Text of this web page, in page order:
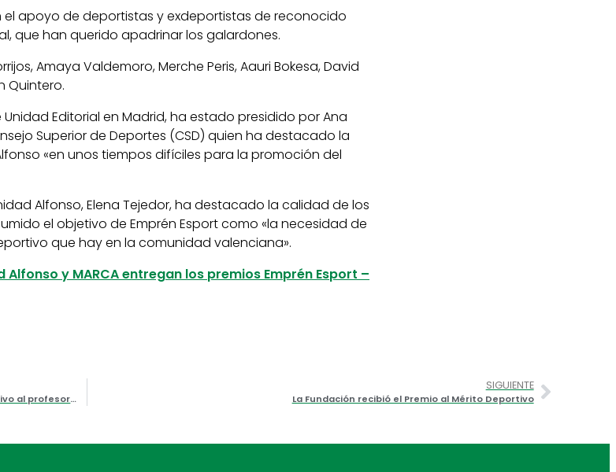
apoyo de deportistas y exdeportistas de reconocido
que han querido apadrinar los galardones.
Amaya Valdemoro, Merche Peris, Aauri Bokesa, David
Quintero.
Editorial en Madrid, ha estado presidido por Ana
Superior de Deportes (CSD) quien ha destacado la
«en unos tiempos difíciles para la promoción del
Alfonso, Elena Tejedor, ha destacado la calidad de los
el objetivo de Emprén Esport como «la necesidad de
que hay en la comunidad valenciana».
Alfonso y MARCA entregan los premios Emprén Esport –
Acuerdo con el Comité Paralímpico Español para formar en deporte inclusivo al profesorado valenciano
SIGUIENTE
La Fundación recibió el Premio al Mérito Deportivo